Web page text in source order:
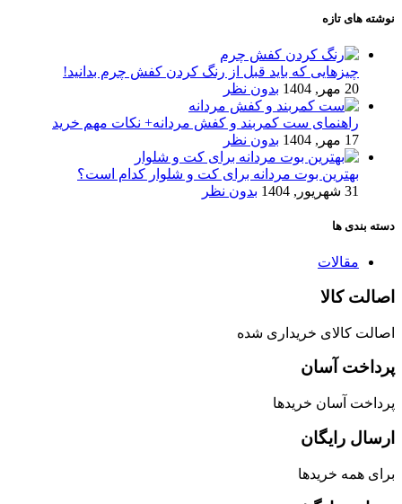
نوشته های تازه
چیزهایی که باید قبل از رنگ کردن کفش چرم بدانید!
20 مهر, 1404
بدون نظر
راهنمای ست کمربند و کفش مردانه+ نکات مهم خرید
17 مهر, 1404
بدون نظر
بهترین بوت مردانه برای کت و شلوار کدام است؟
31 شهریور, 1404
بدون نظر
دسته بندی ها
مقالات
اصالت کالا
اصالت کالای خریداری شده
پرداخت آسان
پرداخت آسان خریدها
ارسال رایگان
برای همه خریدها